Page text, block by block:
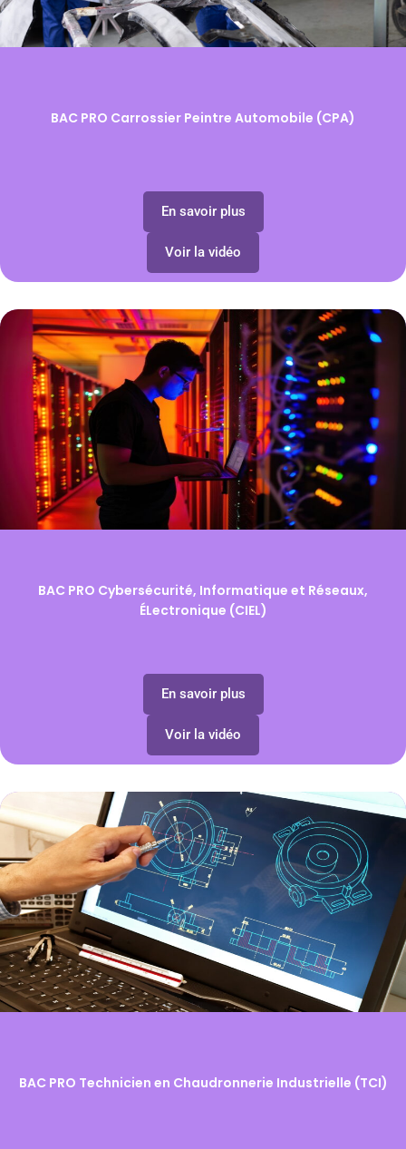
BAC PRO Carrossier Peintre Automobile (CPA)
En savoir plus
Voir la vidéo
BAC PRO Cybersécurité, Informatique et Réseaux,
ÉLectronique (CIEL)
En savoir plus
Voir la vidéo
BAC PRO Technicien en Chaudronnerie Industrielle (TCI)